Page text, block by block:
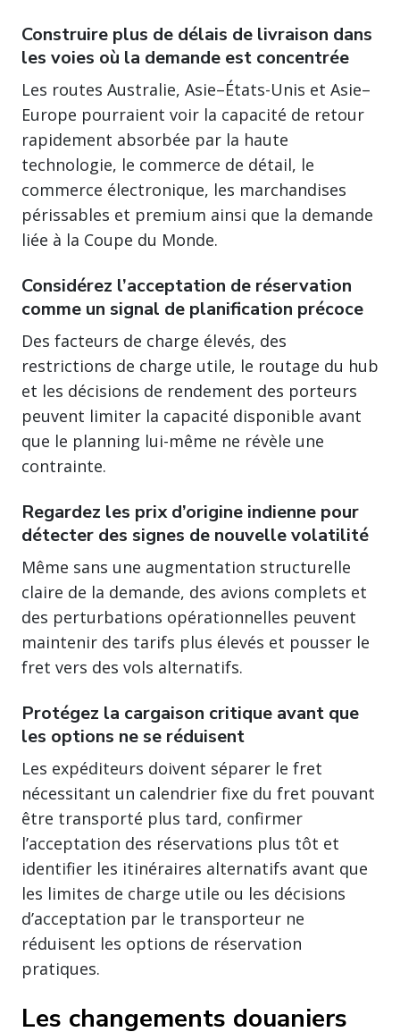
Construire plus de délais de livraison dans
les voies où la demande est concentrée
Les routes Australie, Asie–États-Unis et Asie–
Europe pourraient voir la capacité de retour
rapidement absorbée par la haute
technologie, le commerce de détail, le
commerce électronique, les marchandises
périssables et premium ainsi que la demande
liée à la Coupe du Monde.
Considérez l’acceptation de réservation
comme un signal de planification précoce
Des facteurs de charge élevés, des
restrictions de charge utile, le routage du hub
et les décisions de rendement des porteurs
peuvent limiter la capacité disponible avant
que le planning lui-même ne révèle une
contrainte.
Regardez les prix d’origine indienne pour
détecter des signes de nouvelle volatilité
Même sans une augmentation structurelle
claire de la demande, des avions complets et
des perturbations opérationnelles peuvent
maintenir des tarifs plus élevés et pousser le
fret vers des vols alternatifs.
Protégez la cargaison critique avant que
les options ne se réduisent
Les expéditeurs doivent séparer le fret
nécessitant un calendrier fixe du fret pouvant
être transporté plus tard, confirmer
l’acceptation des réservations plus tôt et
identifier les itinéraires alternatifs avant que
les limites de charge utile ou les décisions
d’acceptation par le transporteur ne
réduisent les options de réservation
pratiques.
Les changements douaniers